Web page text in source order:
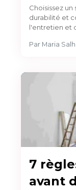
Choisissez
durabilité et
l'entretien et
Par Maria
7
avant